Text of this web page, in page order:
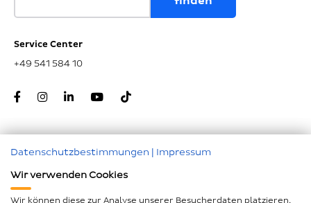
Service Center
+49 541 584 10
Nachunternehmer
Datenschutzbestimmungen | Impressum
Wir verwenden Cookies
Wir können diese zur Analyse unserer Besucherdaten platzieren,